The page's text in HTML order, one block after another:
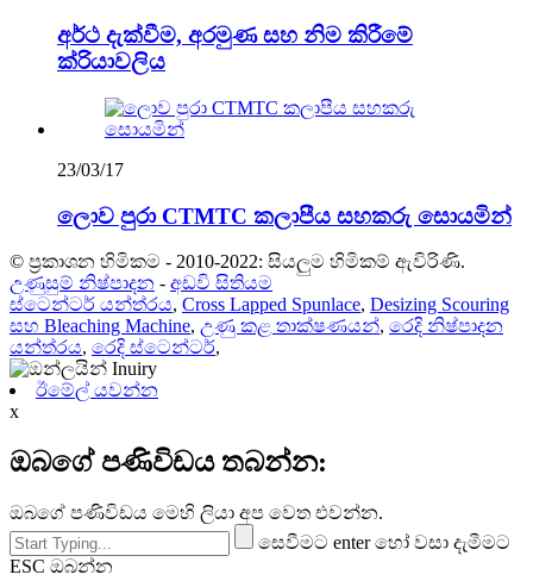
අර්ථ දැක්වීම, අරමුණ සහ නිම කිරීමේ
ක්රියාවලිය
23/03/17
ලොව පුරා CTMTC කලාපීය සහකරු සොයමින්
© ප්‍රකාශන හිමිකම - 2010-2022: සියලුම හිමිකම් ඇවිරිණි.
උණුසුම් නිෂ්පාදන - අඩවි සිතියම
ස්ටෙන්ටර් යන්ත්රය, Cross Lapped Spunlace, Desizing Scouring
සහ Bleaching Machine, උණු කළ තාක්ෂණයන්, රෙදි නිෂ්පාදන
යන්ත්රය, රෙදි ස්ටෙන්ටර්,
ඊමේල් යවන්න
x
ඔබගේ පණිවිඩය තබන්න:
ඔබගේ පණිවිඩය මෙහි ලියා අප වෙත එවන්න.
සෙවීමට enter හෝ වසා දැමීමට
ESC ඔබන්න